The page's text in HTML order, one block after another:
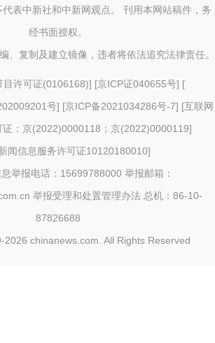
表中新社和中新网观点。 刊用本网站稿件，务
经书面授权。
、复制及建立镜像，违者将依法追究法律责任。
目许可证(0106168)] [京ICP证040655号] [
号] [京ICP备2021034286号-7] [互联网
证：京(2022)0000118；京(2022)0000119]
闻信息服务许可证10120180010]
举报电话：15699788000 举报邮箱：
举报受理和处置管理办法 总机：86-10-
87826688
2026 chinanews.com. All Rights Reserved